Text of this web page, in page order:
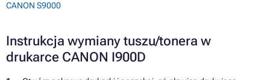
CANON S9000
Instrukcja wymiany tuszu/tonera w
drukarce CANON I900D